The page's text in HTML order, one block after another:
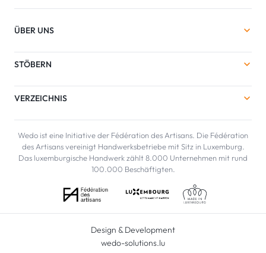
ÜBER UNS
STÖBERN
VERZEICHNIS
Wedo ist eine Initiative der Fédération des Artisans. Die Fédération
des Artisans vereinigt Handwerksbetriebe mit Sitz in Luxemburg.
Das luxemburgische Handwerk zählt 8.000 Unternehmen mit rund
100.000 Beschäftigten.
Design & Development
wedo-solutions.lu